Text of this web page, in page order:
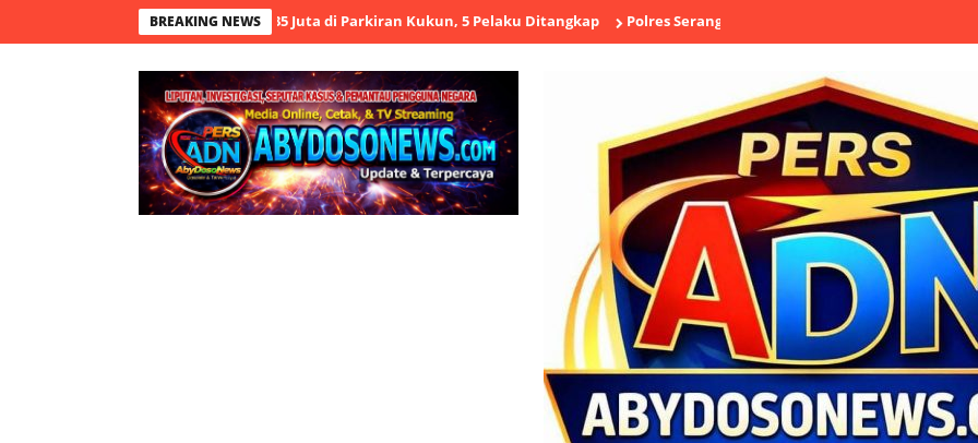
BREAKING NEWS
Besi Ulir Senilai Rp 135 Juta di Parkiran Kukun, 5 Pelaku Ditangkap Polres Serang Salurkan 8.000 Liter Air Bersih untuk Warga